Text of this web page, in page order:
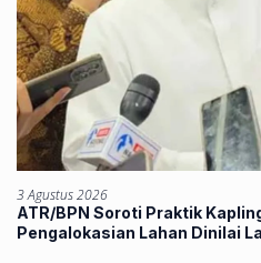
3 Agustus 2026
ATR/BPN Soroti Praktik
Pengalokasian Lahan Dinilai